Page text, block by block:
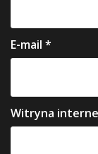
E-mail *
Witryna